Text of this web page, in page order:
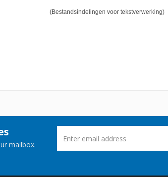
(Bestandsindelingen voor tekstverwerking)
mailbox.